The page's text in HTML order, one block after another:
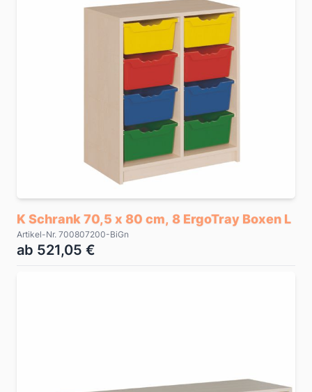
K Schrank 70,5 x 80 cm, 8 ErgoTray Boxen L
Artikel-Nr. 700807200-BiGn
ab 521,05 €